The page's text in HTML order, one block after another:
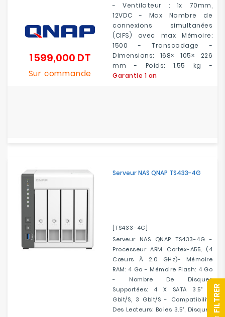
- Ventilateur : 1x 70mm,
12VDC - Max Nombre de
connexions simultanées
(CIFS) avec max Mémoire:
1500 - Transcodage -
Dimensions: 168× 105× 226
mm - Poids: 1.55 kg -
Garantie 1 an
1 599,000 DT
Sur commande
Serveur NAS QNAP TS433-4G
[TS433-4G]
Serveur NAS QNAP TS433-4G -
Processeur ARM Cortex-A55, (4
Cœurs À 2.0 GHz)- Mémoire
RAM: 4 Go - Mémoire Flash: 4 Go
- Nombre De Disques
Supportées: 4 X SATA 3.5" 6
Gbit/s, 3 Gbit/s - Compatibilité
Des Lecteurs: Baies 3.5", Disques
R